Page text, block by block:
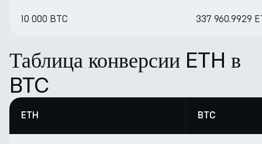
10 000 BTC 337 960.9929
Таблица конверсии ETH в
BTC
ETH BTC